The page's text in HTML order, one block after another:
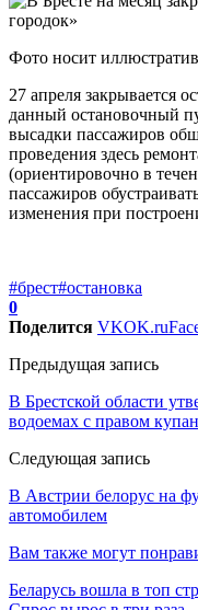
Фото носит
27 апреля закрывается
данный остановочный
высадки пассажиров
проведения здесь
(ориентировочно в
пассажиров
изменения при
#брест#остановка
0
Поделится VKOK.ru
Предыдущая запись
В Брестской области
водоемах с правом
Следующая запись
В Австрии белорус на
автомобилем
Вам также могут
Беларусь вошла в топ